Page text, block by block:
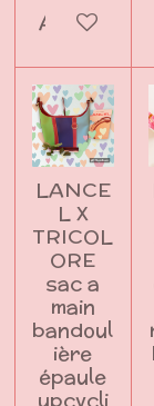
Ajouter au
LANCE
L X
TRICOL
ORE
sac a
main
bandoul
ière
épaule
upcycli